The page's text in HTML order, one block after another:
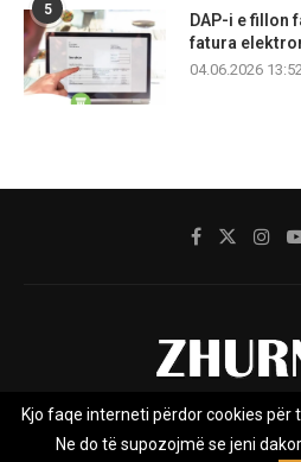
5
DAP-i e fillon
fatura
04.06.2026 13:52
Rreth nesh Impresumi
Kjo faqe interneti përdor cookies për
Ne do të supozojmë se jeni